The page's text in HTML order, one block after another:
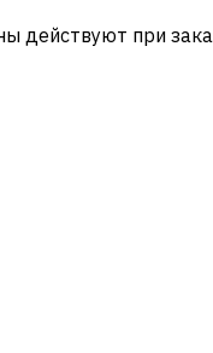
действуют при